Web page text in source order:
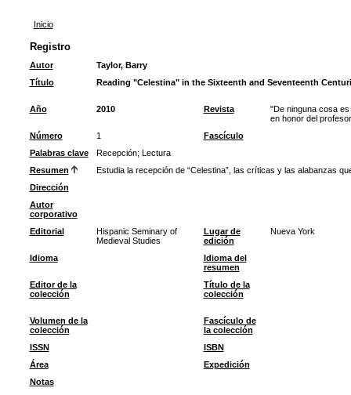
Inicio
Registro
Autor
Taylor, Barry
Título
Reading "Celestina" in the Sixteenth and Seventeenth
Año 2010 Revista
"De ninguna cosa
en honor del
Número
1
Fascículo
Palabras clave
Recepción; Lectura
Resumen
Estudia la recepción de “Celestina”, las críticas y las alabanzas
Dirección
Autor
corporativo
Editorial
Hispanic Seminary of
Medieval Studies
Lugar de
edición
Nueva York
Idioma
Idioma del
resumen
Editor de la
colección
Título de la
colección
Volumen de la
colección
Fascículo de
la colección
ISSN
ISBN
Área
Expedición
Notas